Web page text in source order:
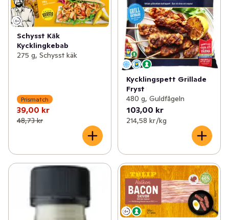
Schysst Käk
Kycklingkebab
275 g, Schysst käk
Prismatch
39,00 kr
48,73 kr
Kycklingspett Grillade
Fryst
480 g, Guldfågeln
103,00 kr
214,58 kr /kg